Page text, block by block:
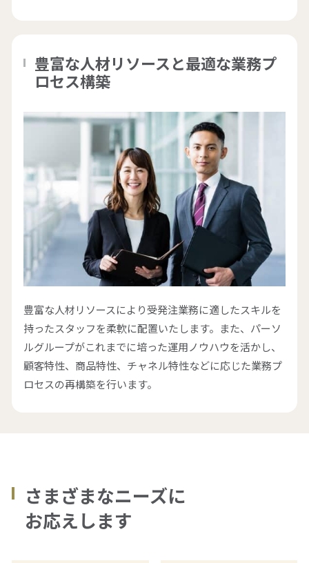
豊富な人材リソースと最適な業務プ
ロセス構築
豊富な人材リソースにより受発注業務に適したスキルを
持ったスタッフを柔軟に配置いたします。また、パーソ
ルグループがこれまでに培った運用ノウハウを活かし、
顧客特性、商品特性、チャネル特性などに応じた業務プ
ロセスの再構築を行います。
さまざまなニーズに
お応えします